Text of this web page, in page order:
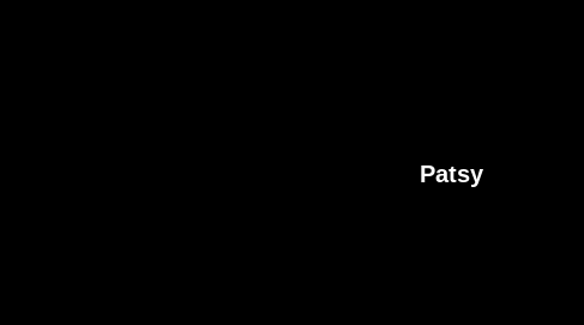
Patsy